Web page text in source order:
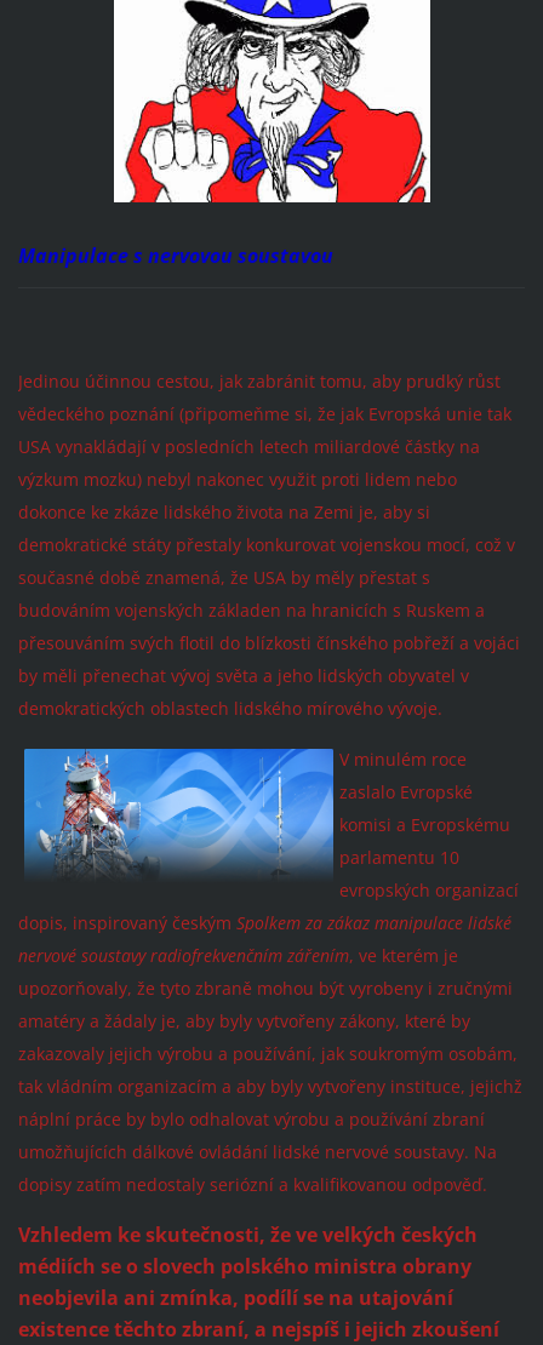
Manipulace s nervovou soustavou
Jedinou účinnou cestou, jak zabránit tomu, aby prudký růst
vědeckého poznání (připomeňme si, že jak Evropská unie tak
USA vynakládají v posledních letech miliardové částky na
výzkum mozku) nebyl nakonec využit proti lidem nebo
dokonce ke zkáze lidského života na Zemi je, aby si
demokratické státy přestaly konkurovat vojenskou mocí, což v
současné době znamená, že USA by měly přestat s
budováním vojenských základen na hranicích s Ruskem a
přesouváním svých flotil do blízkosti čínského pobřeží a vojáci
by měli přenechat vývoj světa a jeho lidských obyvatel v
demokratických oblastech lidského mírového vývoje.
V minulém roce
zaslalo Evropské
komisi a Evropskému
parlamentu 10
evropských organizací
dopis, inspirovaný českým Spolkem za zákaz manipulace lidské
nervové soustavy radiofrekvenčním zářením, ve kterém je
upozorňovaly, že tyto zbraně mohou být vyrobeny i zručnými
amatéry a žádaly je, aby byly vytvořeny zákony, které by
zakazovaly jejich výrobu a používání, jak soukromým osobám,
tak vládním organizacím a aby byly vytvořeny instituce, jejichž
náplní práce by bylo odhalovat výrobu a používání zbraní
umožňujících dálkové ovládání lidské nervové soustavy. Na
dopisy zatím nedostaly seriózní a kvalifikovanou odpověď.
Vzhledem ke skutečnosti, že ve velkých českých
médiích se o slovech polského ministra obrany
neobjevila ani zmínka, podílí se na utajování
existence těchto zbraní, a nejspíš i jejich zkoušení